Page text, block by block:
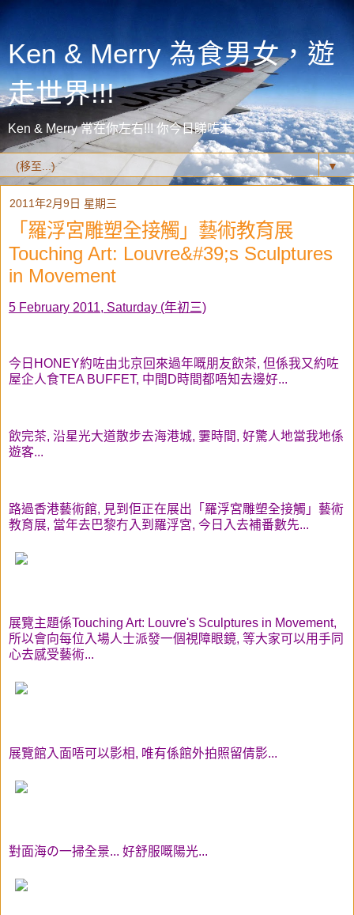
Ken & Merry 為食男女，遊
走世界!!!
Ken & Merry 常在你左右!!! 你今日睇咗未？
▼
2011年2月9日 星期三
「羅浮宮雕塑全接觸」藝術教育展
Touching Art: Louvre&#39;s Sculptures
in Movement
5 February 2011, Saturday (年初三)
今日HONEY約咗由北京回來過年嘅朋友飲茶, 但係我又約咗
屋企人食TEA BUFFET, 中間D時間都唔知去邊好...
飲完茶, 沿星光大道散步去海港城, 霋時間, 好驚人地當我地係
遊客...
路過香港藝術館, 見到佢正在展出「羅浮宮雕塑全接觸」藝術
教育展, 當年去巴黎冇入到羅浮宮, 今日入去補番數先...
展覽主題係Touching Art: Louvre's Sculptures in Movement,
所以會向每位入場人士派發一個視障眼鏡, 等大家可以用手同
心去感受藝術...
展覽館入面唔可以影相, 唯有係館外拍照留倩影...
對面海の一掃全景... 好舒服嘅陽光...